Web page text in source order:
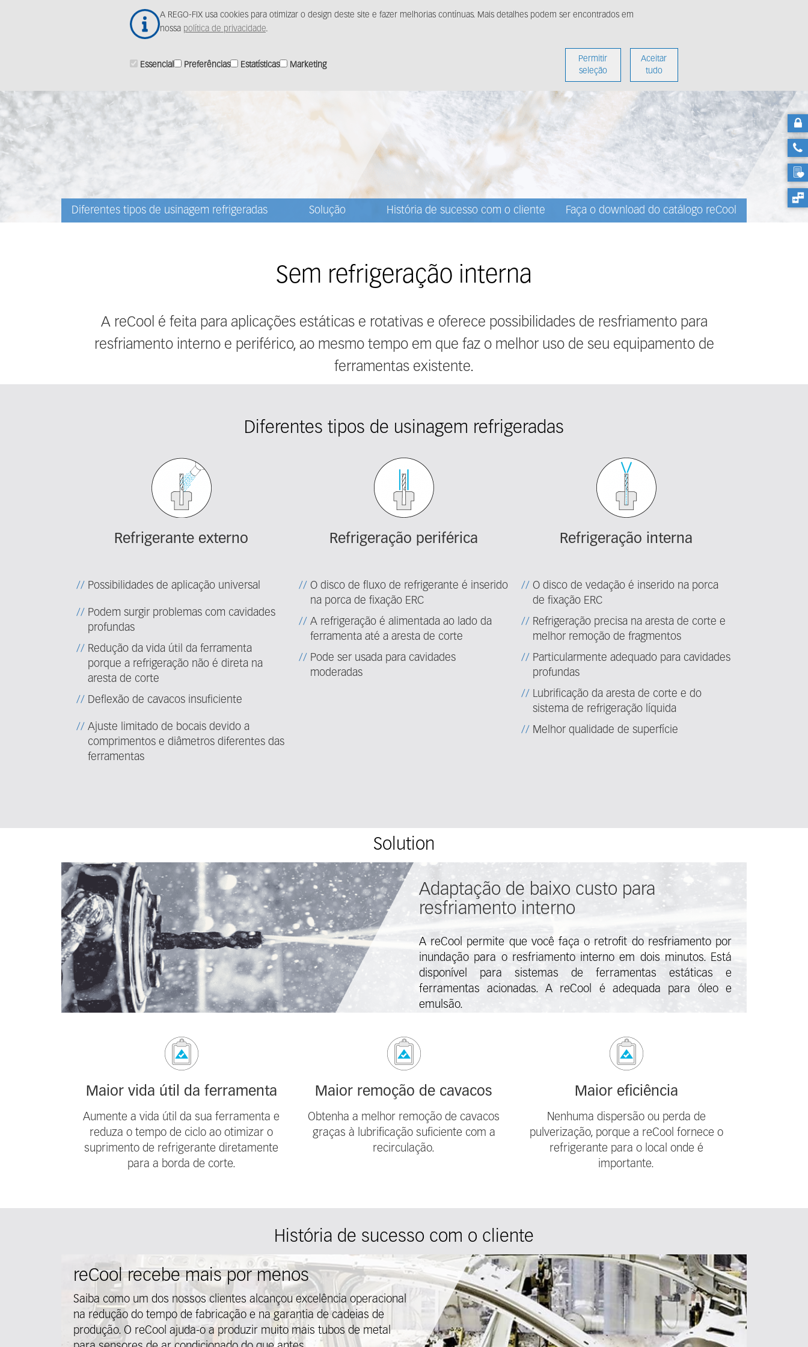
A REGO-FIX usa cookies para otimizar o design deste site e fazer melhorias contínuas. Mais detalhes podem ser encontrados em
nossa política de privacidade.
Essencial Preferências Estatísticas Marketing
Permitir
seleção
Aceitar
tudo
Produtos Centro de mídia
Diferentes tipos de usinagem refrigeradas Solução História de sucesso com o cliente Faça o download do catálogo reCool
Sem refrigeração interna
A reCool é feita para aplicações estáticas e rotativas e oferece possibilidades de resfriamento para
resfriamento interno e periférico, ao mesmo tempo em que faz o melhor uso de seu equipamento de
ferramentas existente.
Diferentes tipos de usinagem refrigeradas
Refrigerante externo
Possibilidades de aplicação universal
Podem surgir problemas com cavidades
profundas
Redução da vida útil da ferramenta
porque a refrigeração não é direta na
aresta de corte
Deflexão de cavacos insuficiente
Ajuste limitado de bocais devido a
comprimentos e diâmetros diferentes das
ferramentas
Refrigeração periférica
O disco de fluxo de refrigerante é inserido
na porca de fixação ERC
A refrigeração é alimentada ao lado da
ferramenta até a aresta de corte
Pode ser usada para cavidades
moderadas
Refrigeração interna
O disco de vedação é inserido na porca
de fixação ERC
Refrigeração precisa na aresta de corte e
melhor remoção de fragmentos
Particularmente adequado para cavidades
profundas
Lubrificação da aresta de corte e do
sistema de refrigeração líquida
Melhor qualidade de superfície
Solution
Adaptação de baixo custo para
resfriamento interno
A reCool permite que você faça o retrofit do resfriamento por
inundação para o resfriamento interno em dois minutos. Está
disponível para sistemas de ferramentas estáticas e
ferramentas acionadas. A reCool é adequada para óleo e
emulsão.
Maior vida útil da ferramenta
Aumente a vida útil da sua ferramenta e
reduza o tempo de ciclo ao otimizar o
suprimento de refrigerante diretamente
para a borda de corte.
Maior remoção de cavacos
Obtenha a melhor remoção de cavacos
graças à lubrificação suficiente com a
recirculação.
Maior eficiência
Nenhuma dispersão ou perda de
pulverização, porque a reCool fornece o
refrigerante para o local onde é
importante.
História de sucesso com o cliente
reCool recebe mais por menos
Saiba como um dos nossos clientes alcançou excelência operacional
na redução do tempo de fabricação e na garantia de cadeias de
produção. O reCool ajuda-o a produzir muito mais tubos de metal